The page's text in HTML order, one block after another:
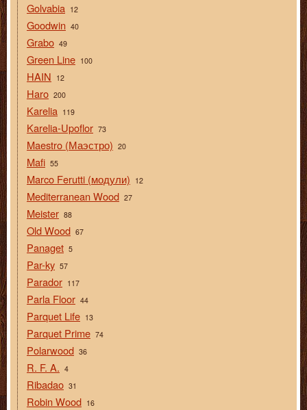
Golvabia 12
Goodwin 40
Grabo 49
Green Line 100
HAIN 12
Haro 200
Karelia 119
Karelia-Upoflor 73
Maestro (Маэстро) 20
Mafi 55
Marco Ferutti (модули) 12
Mediterranean Wood 27
Meister 88
Old Wood 67
Panaget 5
Par-ky 57
Parador 117
Parla Floor 44
Parquet Life 13
Parquet Prime 74
Polarwood 36
R. F. A. 4
Ribadao 31
Robin Wood 16